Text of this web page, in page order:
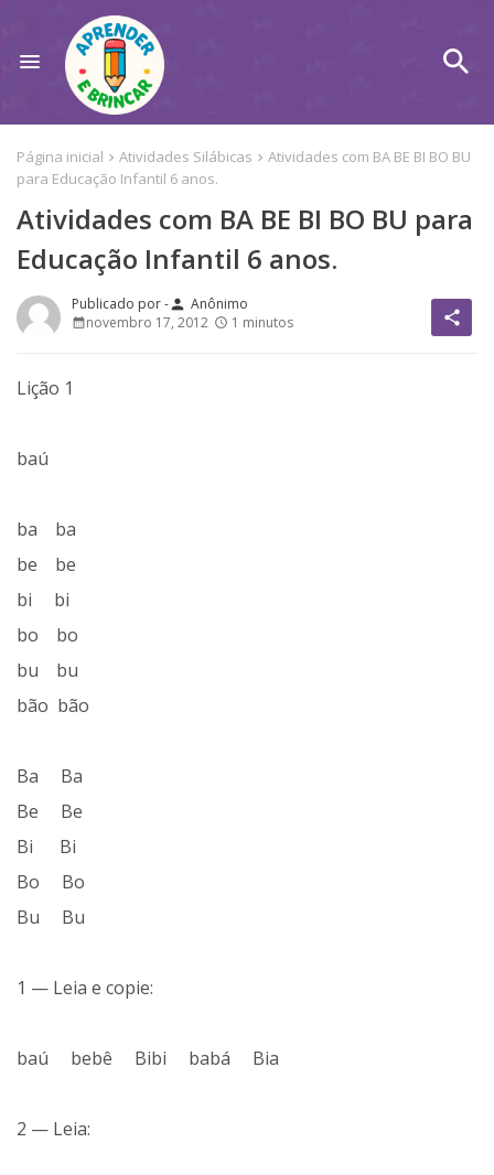
Página inicial Atividades Silábicas
Atividades com BA BE BI BO BU
para Educação Infantil 6 anos.
Atividades com BA BE BI BO BU para
Educação Infantil 6 anos.
person Anônimo
novembro 17, 2012
1 minutos share
Lição 1
baú
ba ba
be be
bi bi
bo bo
bu bu
bão bão
Ba Ba
Be Be
Bi Bi
Bo Bo
Bu Bu
1 — Leia e copie:
baú bebê Bibi babá Bia
2 — Leia: